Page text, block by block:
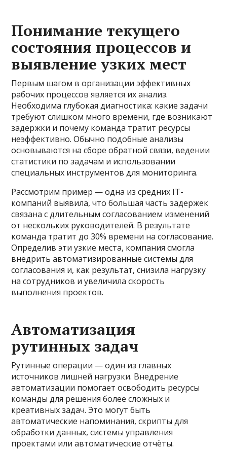
Понимание текущего
состояния процессов и
выявление узких мест
Первым шагом в организации эффективных
рабочих процессов является их анализ.
Необходима глубокая диагностика: какие задачи
требуют слишком много времени, где возникают
задержки и почему команда тратит ресурсы
неэффективно. Обычно подобные анализы
основываются на сборе обратной связи, ведении
статистики по задачам и использовании
специальных инструментов для мониторинга.
Рассмотрим пример — одна из средних IT-
компаний выявила, что большая часть задержек
связана с длительным согласованием изменений
от нескольких руководителей. В результате
команда тратит до 30% времени на согласование.
Определив эти узкие места, компания смогла
внедрить автоматизированные системы для
согласования и, как результат, снизила нагрузку
на сотрудников и увеличила скорость
выполнения проектов.
Автоматизация
рутинных задач
Рутинные операции — один из главных
источников лишней нагрузки. Внедрение
автоматизации помогает освободить ресурсы
команды для решения более сложных и
креативных задач. Это могут быть
автоматические напоминания, скрипты для
обработки данных, системы управления
проектами или автоматические отчёты.